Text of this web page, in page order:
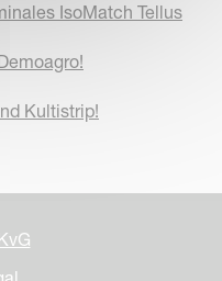
IsoMatch Tellus
Kultistrip!